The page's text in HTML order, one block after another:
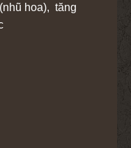
hoa), tăng